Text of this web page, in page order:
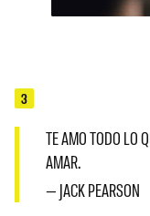
3
TE AMO TODO LO
AMAR.
— JACK PEARSON